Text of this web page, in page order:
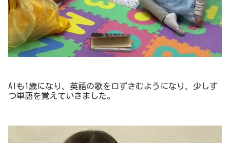
AIも1歳になり、英語の歌を口ずさむようになり、少しず
つ単語を覚えていきました。